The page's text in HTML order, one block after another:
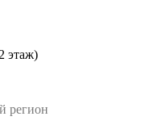
этаж)
регион